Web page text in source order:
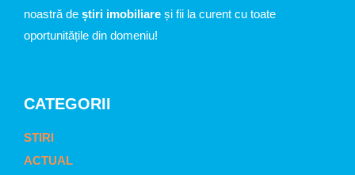
noastră de știri imobiliare și fii la curent cu toate
oportunitățile din domeniu!
CATEGORII
STIRI
ACTUAL